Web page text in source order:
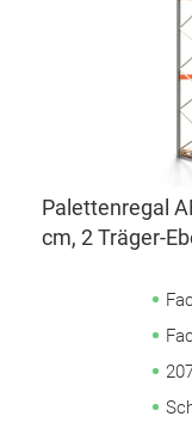
Palettenregal
cm, 2 Träger-